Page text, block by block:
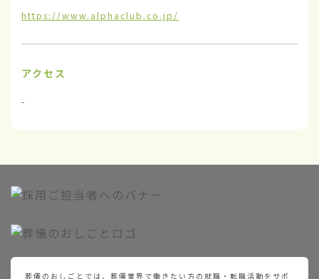
https://www.alphaclub.co.jp/
アクセス
-
葬儀のおしごとでは、葬儀業界で働きたい方の就職・転職活動をサポ